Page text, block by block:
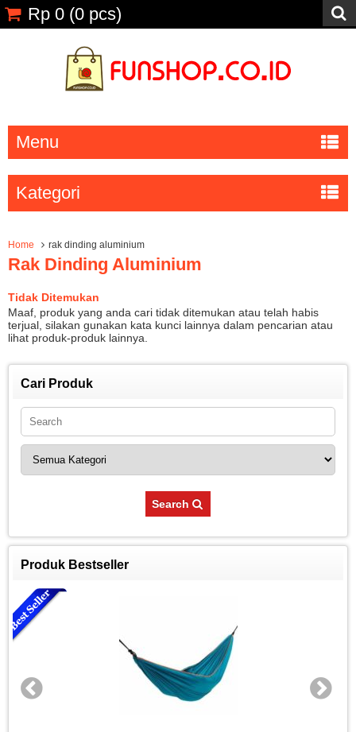
Rp 0 (0 pcs)
Menu
Kategori
Home rak dinding aluminium
Rak Dinding Aluminium
Tidak Ditemukan
Maaf, produk yang anda cari tidak ditemukan atau telah habis
terjual, silakan gunakan kata kunci lainnya dalam pencarian atau
lihat produk-produk lainnya.
Cari Produk
Search
Produk Bestseller